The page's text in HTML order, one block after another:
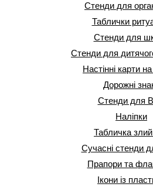
Стенди для
Таблички
Стенди для
Стенди для
Настінні карти
Дорожні
Стенди для
Наліпки
Табличка
Сучасні стенди
Прапори та
Ікони із